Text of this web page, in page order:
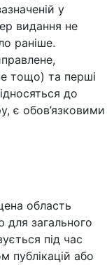
у
видання не
раніше.
тощо) та перші
до
є обов’язковими
область
для загального
під час
публікацій або